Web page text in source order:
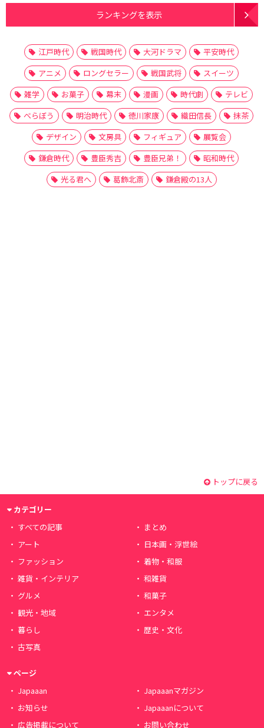
ランキングを表示
江戸時代 戦国時代 大河ドラマ
平安時代
アニメ
ロングセラー 戦国武将
スイーツ
雑学
お菓子 幕末 漫画 時代劇
テレビ
べらぼう
明治時代 徳川家康 織田信長
抹茶
デザイン
文房具 フィギュア
展覧会
鎌倉時代
豊臣秀吉 豊臣兄弟！
昭和時代
光る君へ
葛飾北斎 鎌倉殿の13人
トップに戻る
カテゴリー
すべての記事
まとめ
アート
日本画・浮世絵
ファッション
着物・和服
雑貨・インテリア
和雑貨
グルメ
和菓子
観光・地域
エンタメ
暮らし
歴史・文化
古写真
ページ
Japaaan
Japaaanマガジン
お知らせ
Japaaanについて
広告掲載について
お問い合わせ